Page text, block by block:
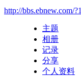
http://bbs.ebnew.com/?1
主题
相册
记录
分享
个人资料